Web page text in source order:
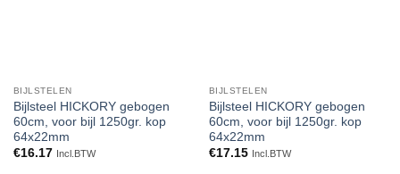
BIJLSTELEN
Bijlsteel HICKORY gebogen
60cm, voor bijl 1250gr. kop
64x22mm
€16.17 Incl.BTW
BIJLSTELEN
Bijlsteel HICKORY gebogen
60cm, voor bijl 1250gr. kop
64x22mm
€17.15 Incl.BTW